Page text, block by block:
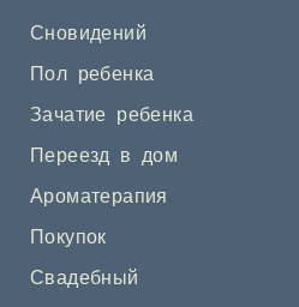
Сновидений
Пол ребенка
Зачатие ребенка
Переезд в дом
Ароматерапия
Покупок
Свадебный